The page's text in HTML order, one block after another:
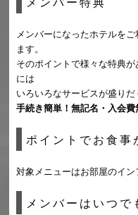
メンバーになったホテルを
ます。
そのポイントで様々な特典
には
いろいろなサービスが盛りだ
手続き簡単！無記名・入会費
ポイントでお食事
対象メニューはお部屋のイン
メンバーはいつ